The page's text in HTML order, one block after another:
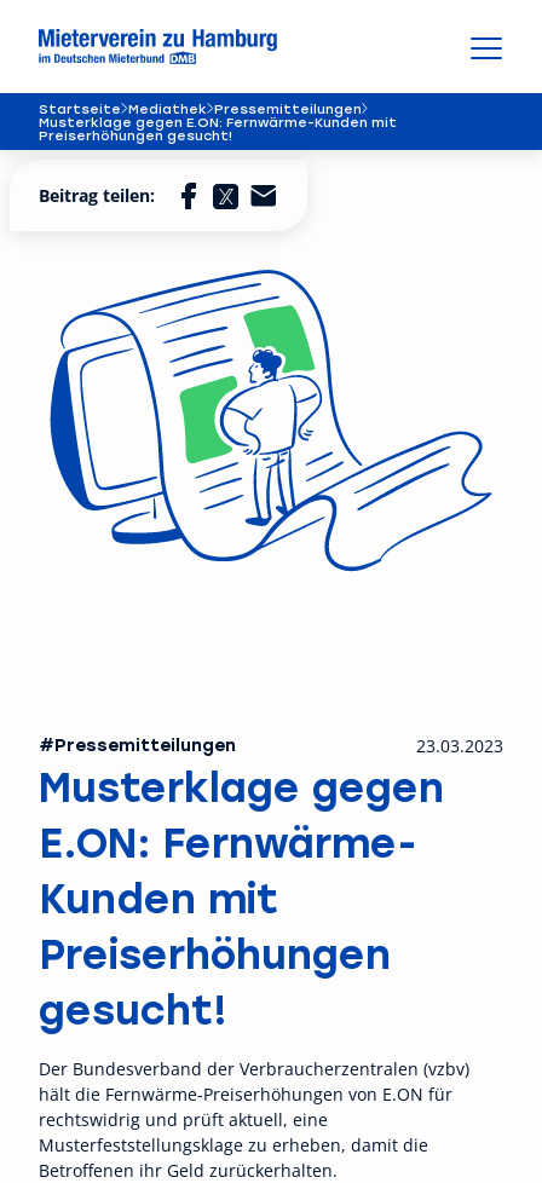
Startseite Mediathek Pressemitteilungen
Musterklage gegen E.ON: Fernwärme-Kunden mit
Preiserhöhungen gesucht!
#Pressemitteilungen 23.03.2023
Musterklage gegen
E.ON: Fernwärme-
Kunden mit
Preiserhöhungen
gesucht!
Der Bundesverband der Verbraucherzentralen (vzbv)
hält die Fernwärme-Preiserhöhungen von E.ON für
rechtswidrig und prüft aktuell, eine
Musterfeststellungsklage zu erheben, damit die
Betroffenen ihr Geld zurückerhalten.
Beitrag teilen: